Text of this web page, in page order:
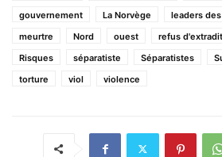
gouvernement
La Norvège leaders
meurtre
Nord ouest
refus
Risques
séparatiste Séparatistes
torture
viol violence